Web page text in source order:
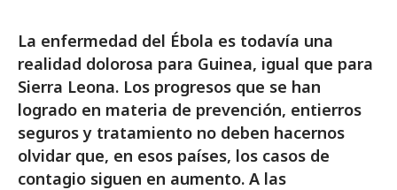
La enfermedad del Ébola es todavía una
realidad dolorosa para Guinea, igual que para
Sierra Leona. Los progresos que se han
logrado en materia de prevención, entierros
seguros y tratamiento no deben hacernos
olvidar que, en esos países, los casos de
contagio siguen en aumento. A las